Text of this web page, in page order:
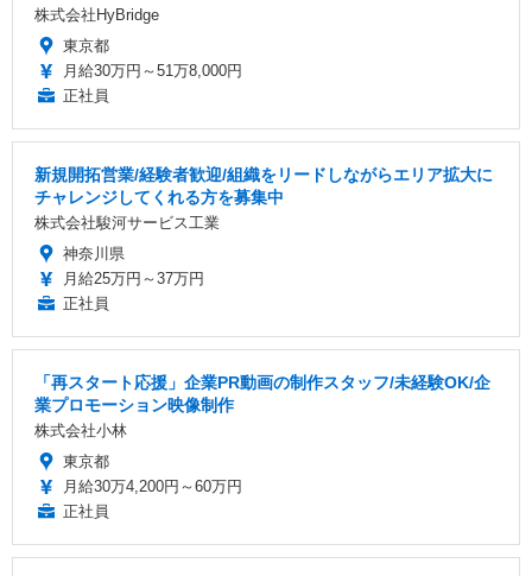
株式会社HyBridge
東京都
月給30万円～51万8,000円
正社員
新規開拓営業/経験者歓迎/組織をリードしながらエリア拡大に
チャレンジしてくれる方を募集中
株式会社駿河サービス工業
神奈川県
月給25万円～37万円
正社員
「再スタート応援」企業PR動画の制作スタッフ/未経験OK/企
業プロモーション映像制作
株式会社小林
東京都
月給30万4,200円～60万円
正社員